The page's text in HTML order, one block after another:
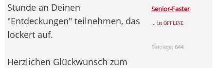
Senior-Faster
... ist OFFLINE
Beiträge: 644
Stunde an Deinen
"Entdeckungen" teilnehmen, das
lockert auf.
Herzlichen Glückwunsch zum